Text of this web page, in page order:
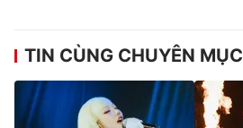
TIN CÙNG CHUYÊN MỤC